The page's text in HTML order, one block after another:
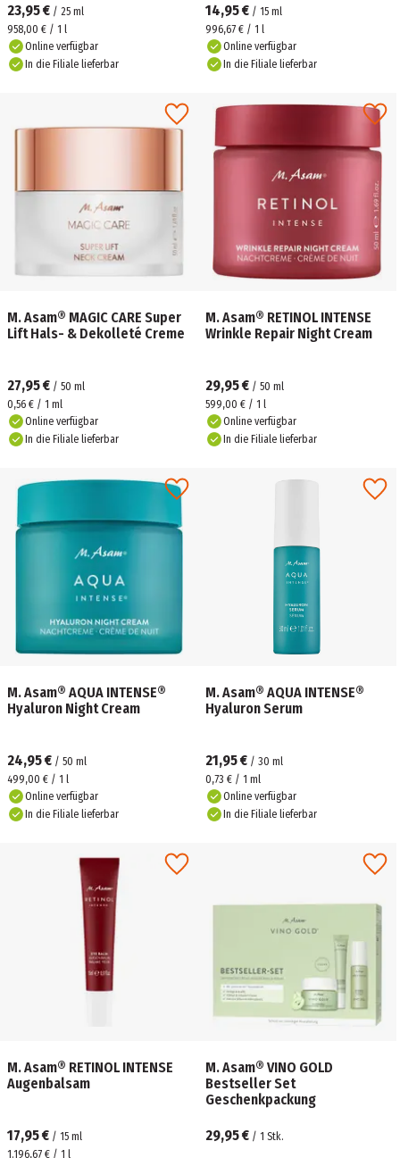
23,95 € / 25 ml
958,00 € / 1 l
Online verfügbar
In die Filiale lieferbar
14,95 € / 15 ml
996,67 € / 1 l
Online verfügbar
In die Filiale lieferbar
M. Asam® MAGIC CARE Super
Lift Hals- & Dekolleté Creme
27,95 € / 50 ml
0,56 € / 1 ml
Online verfügbar
In die Filiale lieferbar
M. Asam® RETINOL INTENSE
Wrinkle Repair Night Cream
29,95 € / 50 ml
599,00 € / 1 l
Online verfügbar
In die Filiale lieferbar
M. Asam® AQUA INTENSE®
Hyaluron Night Cream
24,95 € / 50 ml
499,00 € / 1 l
Online verfügbar
In die Filiale lieferbar
M. Asam® AQUA INTENSE®
Hyaluron Serum
21,95 € / 30 ml
0,73 € / 1 ml
Online verfügbar
In die Filiale lieferbar
M. Asam® RETINOL INTENSE
Augenbalsam
17,95 € / 15 ml
1.196,67 € / 1 l
M. Asam® VINO GOLD
Bestseller Set
Geschenkpackung
29,95 € / 1 Stk.